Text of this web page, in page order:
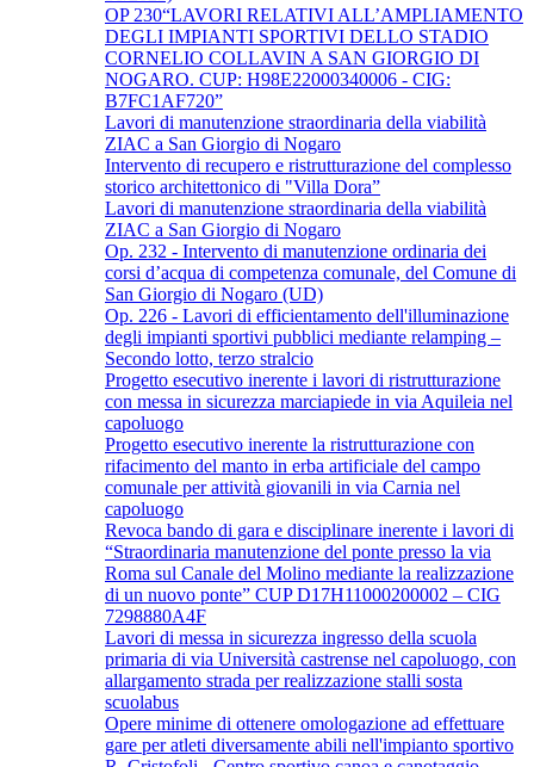
OP 230“LAVORI RELATIVI ALL’AMPLIAMENTO
DEGLI IMPIANTI SPORTIVI DELLO STADIO
CORNELIO COLLAVIN A SAN GIORGIO DI
NOGARO. CUP: H98E22000340006 - CIG:
B7FC1AF720”
Lavori di manutenzione straordinaria della viabilità
ZIAC a San Giorgio di Nogaro
Intervento di recupero e ristrutturazione del complesso
storico architettonico di "Villa Dora”
Lavori di manutenzione straordinaria della viabilità
ZIAC a San Giorgio di Nogaro
Op. 232 - Intervento di manutenzione ordinaria dei
corsi d’acqua di competenza comunale, del Comune di
San Giorgio di Nogaro (UD)
Op. 226 - Lavori di efficientamento dell'illuminazione
degli impianti sportivi pubblici mediante relamping –
Secondo lotto, terzo stralcio
Progetto esecutivo inerente i lavori di ristrutturazione
con messa in sicurezza marciapiede in via Aquileia nel
capoluogo
Progetto esecutivo inerente la ristrutturazione con
rifacimento del manto in erba artificiale del campo
comunale per attività giovanili in via Carnia nel
capoluogo
Revoca bando di gara e disciplinare inerente i lavori di
“Straordinaria manutenzione del ponte presso la via
Roma sul Canale del Molino mediante la realizzazione
di un nuovo ponte” CUP D17H11000200002 – CIG
7298880A4F
Lavori di messa in sicurezza ingresso della scuola
primaria di via Università castrense nel capoluogo, con
allargamento strada per realizzazione stalli sosta
scuolabus
Opere minime di ottenere omologazione ad effettuare
gare per atleti diversamente abili nell'impianto sportivo